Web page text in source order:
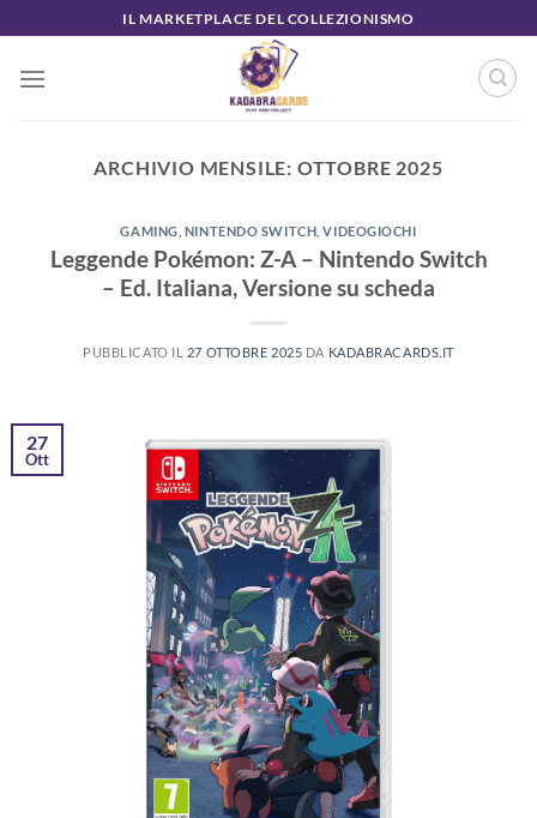
ai
contenuti
IL MARKETPLACE DEL COLLEZIONISMO
ARCHIVIO MENSILE: OTTOBRE 2025
GAMING NINTENDO SWITCH ,VIDEOGIOCHI
Leggende Pokémon: Z-A – Nintendo Switch
– Ed. Italiana, Versione su scheda
PUBBLICATO IL 27 OTTOBRE 2025 DA KADABRACARDS.IT
27
Ott